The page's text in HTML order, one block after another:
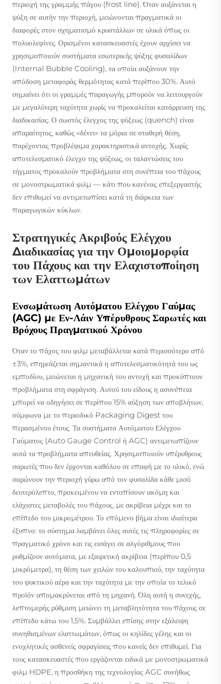
περιοχή της γραμμής πάγου (frost line). Όταν αυξάνεται η
ψύξη σε αυτήν την περιοχή, μειώνονται πραγματικά οι
διαφορές στον σχηματισμό κρυστάλλων σε υλικά όπως οι
πολυολεφίνες. Ορισμένοι κατασκευαστές έχουν αρχίσει να
χρησιμοποιούν συστήματα εσωτερικής ψύξης φυσαλίδων
(Internal Bubble Cooling), τα οποία αυξάνουν την
απόδοση μεταφοράς θερμότητας κατά περίπου 30%. Αυτό
σημαίνει ότι οι γραμμές παραγωγής μπορούν να λειτουργούν
με μεγαλύτερη ταχύτητα χωρίς να προκαλείται κατάρρευση της
διαδικασίας. Ο σωστός έλεγχος της ψύξεως (quench) είναι
απαραίτητος, καθώς «δένει» τα μόρια σε σταθερή θέση,
παρέχοντας προβλέψιμα χαρακτηριστικά αντοχής. Χωρίς
αποτελεσματικό έλεγχο της ψύξεως, οι ταλαντώσεις του
τήγματος προκαλούν προβλήματα στη συνέπεια του πάχους
σε μονοστρωματικά φιλμ — κάτι που κανένας επεξεργαστής
δεν επιθυμεί να αντιμετωπίσει κατά τη διάρκεια των
παραγωγικών κύκλων.
Στρατηγικές Ακριβούς Ελέγχου
Διαδικασίας για την Ομοιομορφία
του Πάχους και την Ελαχιστοποίηση
των Ελαττωμάτων
Ενσωμάτωση Αυτόματου Ελέγχου Γαύμας
(AGC) με Εν-Λάιν Υπέρυθρους Σαρωτές και
Βρόχους Πραγματικού Χρόνου
Όταν το πάχος του φιλμ μεταβάλλεται κατά περισσότερο από
±3%, επηρεάζεται σημαντικά η αποτελεσματικότητά του ως
εμποδίου, μειώνεται η μηχανική του αντοχή και προκύπτουν
προβλήματα στη σφράγιση. Αυτού του είδους η ασυνέπεια
μπορεί να οδηγήσει σε περίπου 15% αύξηση των αποβλήτων,
σύμφωνα με το περιοδικό Packaging Digest του
περασμένου έτους. Τα συστήματα Αυτόματου Ελέγχου
Γαύματος (Auto Gauge Control ή AGC) αντιμετωπίζουν
αυτά τα προβλήματα απευθείας. Χρησιμοποιούν υπέρυθρους
σαρωτές που δεν έρχονται καθόλου σε επαφή με το υλικό, ενώ
σαρώνουν την περιοχή γύρω από τον φυσαλίδα κάθε μισό
δευτερόλεπτο, προκειμένου να εντοπίσουν ακόμη και
ελάχιστες μεταβολές του πάχους, με ακρίβεια μέχρι και το
επίπεδο του μικρομέτρου. Το επόμενο βήμα είναι ιδιαίτερα
έξυπνο: το σύστημα λαμβάνει όλες αυτές τις πληροφορίες σε
πραγματικό χρόνο και τις εισάγει σε αλγόριθμους που
ρυθμίζουν αυτόματα, με εξαιρετική ακρίβεια (περίπου 0,5
μικρόμετρα), τη θέση των χειλών του καλουπιού, την ταχύτητα
του ψυκτικού αέρα και την ταχύτητα με την οποία το τελικό
προϊόν απομακρύνεται από τη μηχανή. Όλη αυτή η συνεχής,
λεπτομερής ρύθμιση μειώνει τη μεταβλητότητα του πάχους σε
επίπεδο κάτω του 1,5%. Συμβάλλει επίσης στην εξάλειψη
συνηθισμένων ελαττωμάτων, όπως οι κηλίδες γέλης και οι
ενοχλητικές ασθενείς σφραγίσεις που κανείς δεν επιθυμεί. Για
τους κατασκευαστές που εργάζονται ειδικά με μονοστρωματικά
φιλμ HDPE, η προσθήκη της τεχνολογίας AGC συνήθως